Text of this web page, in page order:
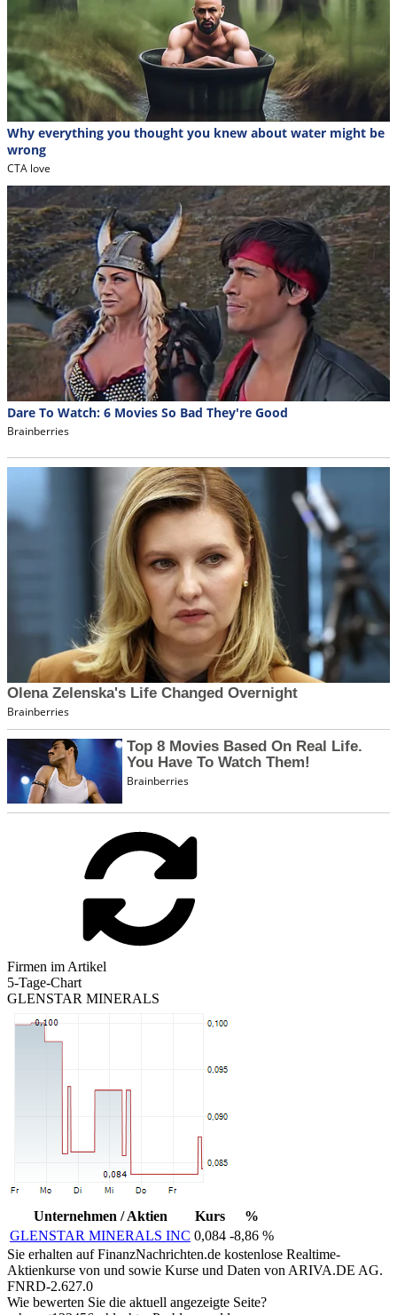
Firmen im Artikel
5-Tage-Chart
GLENSTAR MINERALS
Unternehmen / Aktien Kurs
%
GLENSTAR MINERALS INC 0,084 -8,86 %
Sie erhalten auf FinanzNachrichten.de kostenlose Realtime-
Aktienkurse von und sowie Kurse und Daten von ARIVA.DE AG.
FNRD-2.627.0
Wie bewerten Sie die aktuell angezeigte Seite?